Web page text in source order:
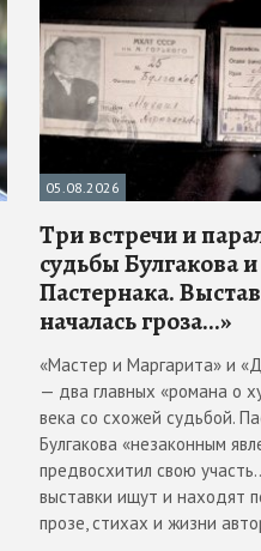
05.08.2026
Три встречи и
судьбы Булгакова и
Пастернака.
началась гроза...»
«Мастер и Маргарита» и
— два главных «романа о
века со схожей судьбой.
Булгакова «незаконным
предвосхитил свою
выставки ищут и находят
прозе, стихах и жизни